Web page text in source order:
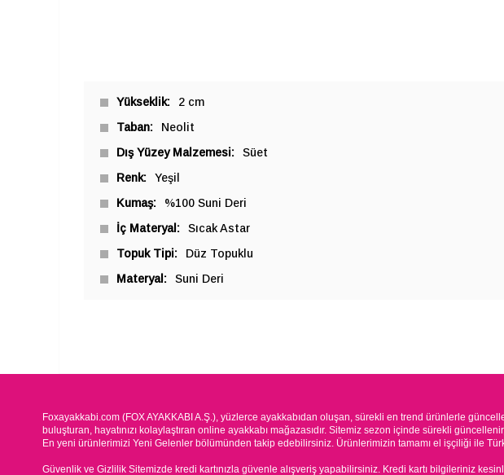
Yükseklik
2 cm
Taban
Neolit
Dış Yüzey Malzemesi
Süet
Renk
Yeşil
Kumaş
%100 Suni Deri
İç Materyal
Sıcak Astar
Topuk Tipi
Düz Topuklu
Materyal
Suni Deri
Foxayakkabi.com (FOX AYAKKABI A.Ş.), yüzlerce ayakkabıdan oluşan, sürekli en trend ürünlerle
buluşturan, hayatınızı kolaylaştıran online ayakkabı mağazasıdır. Sitemiz sezon içinde sürekli
En yeni ürünlerimizi Yeni Gelenler bölümünden takip edebilirsiniz. Ürünlerimizin tamamı el işçiliği ile
Güvenlik ve Gizlilik Sitemizde kredi kartınızla güvenle alışveriş yapabilirsiniz. Kredi kartı bilgileriniz